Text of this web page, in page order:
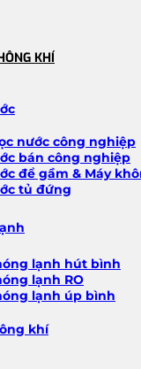
KHÍ
nước công nghiệp
bán công nghiệp
để gầm & Máy
tủ đứng
lạnh hút bình
lạnh RO
lạnh úp bình
khí